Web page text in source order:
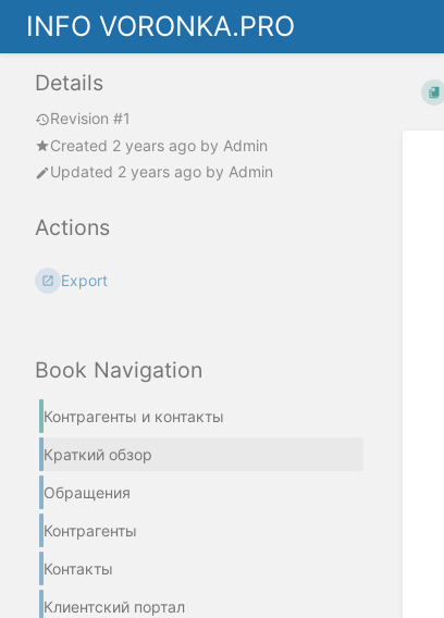
INFO VORONKA.PRO
Book Navigation
Контрагенты и контакты
Краткий обзор
Обращения
Контрагенты
Контакты
Клиентский портал
Details
Revision #1
Created 2 years ago by Admin
Updated 2 years ago by Admin
Actions
Export